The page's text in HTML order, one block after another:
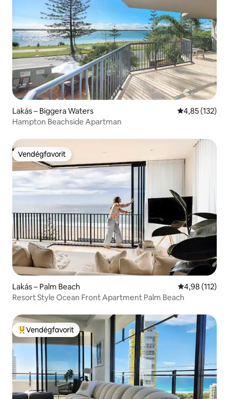
Lakás – Biggera Waters Átlagos
4,85 (132)
Hampton Beachside Apartman
Vendégfavorit
Vendégfavorit
Lakás – Palm Beach Átlagos
4,98 (112)
Resort Style Ocean Front Apartment Palm Beach
Kiemelt vendégfavorit
Vendégfavorit